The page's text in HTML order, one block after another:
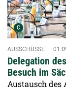
C Urheber der
Delegation
Besuch im
AUSSCHÜSSE
Austausch